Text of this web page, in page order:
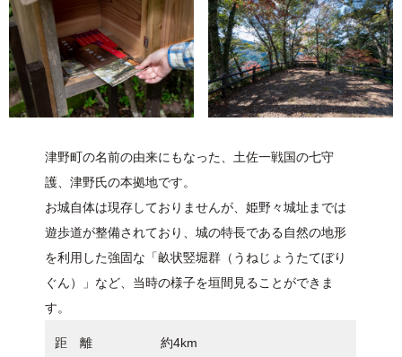
津野町の名前の由来にもなった、土佐一戦国の七守
護、津野氏の本拠地です。
お城自体は現存しておりませんが、姫野々城址までは
遊歩道が整備されており、城の特長である自然の地形
を利用した強固な「畝状竪堀群（うねじょうたてぼり
ぐん）」など、当時の様子を垣間見ることができま
す。
距 離 約4km